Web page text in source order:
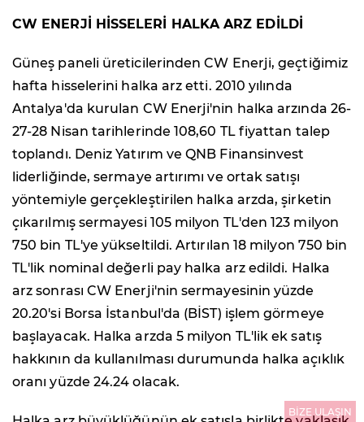
CW ENERJİ HİSSELERİ HALKA ARZ EDİLDİ
Güneş paneli üreticilerinden CW Enerji, geçtiğimiz
hafta hisselerini halka arz etti. 2010 yılında
Antalya'da kurulan CW Enerji'nin halka arzında 26-
27-28 Nisan tarihlerinde 108,60 TL fiyattan talep
toplandı. Deniz Yatırım ve QNB Finansinvest
liderliğinde, sermaye artırımı ve ortak satışı
yöntemiyle gerçekleştirilen halka arzda, şirketin
çıkarılmış sermayesi 105 milyon TL'den 123 milyon
750 bin TL'ye yükseltildi. Artırılan 18 milyon 750 bin
TL'lik nominal değerli pay halka arz edildi. Halka
arz sonrası CW Enerji'nin sermayesinin yüzde
20.20'si Borsa İstanbul'da (BİST) işlem görmeye
başlayacak. Halka arzda 5 milyon TL'lik ek satış
hakkının da kullanılması durumunda halka açıklık
oranı yüzde 24.24 olacak.
BİZE ULAŞIN